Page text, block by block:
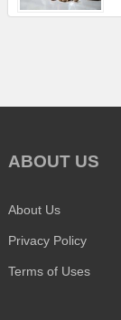
ABOUT US
About Us
Privacy Policy
Terms of Uses